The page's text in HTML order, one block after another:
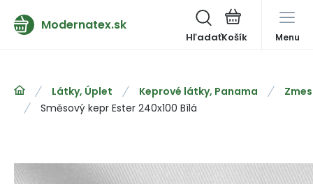
Modernatex.sk
Hľadať Menu
Látky, Úplet Keprové látky, Panama
Směsový kepr Ester 240x100 Bílá